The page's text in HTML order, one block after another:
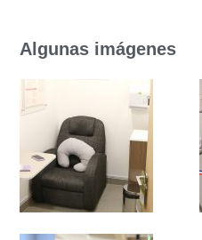
Algunas imágenes